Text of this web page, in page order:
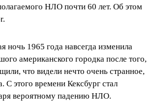
НЛО почти 60 лет. Об этом
ночь 1965 года навсегда изменила
американского городка после того,
что видели нечто очень странное,
С этого времени Кексбург стал
вероятному падению НЛО.